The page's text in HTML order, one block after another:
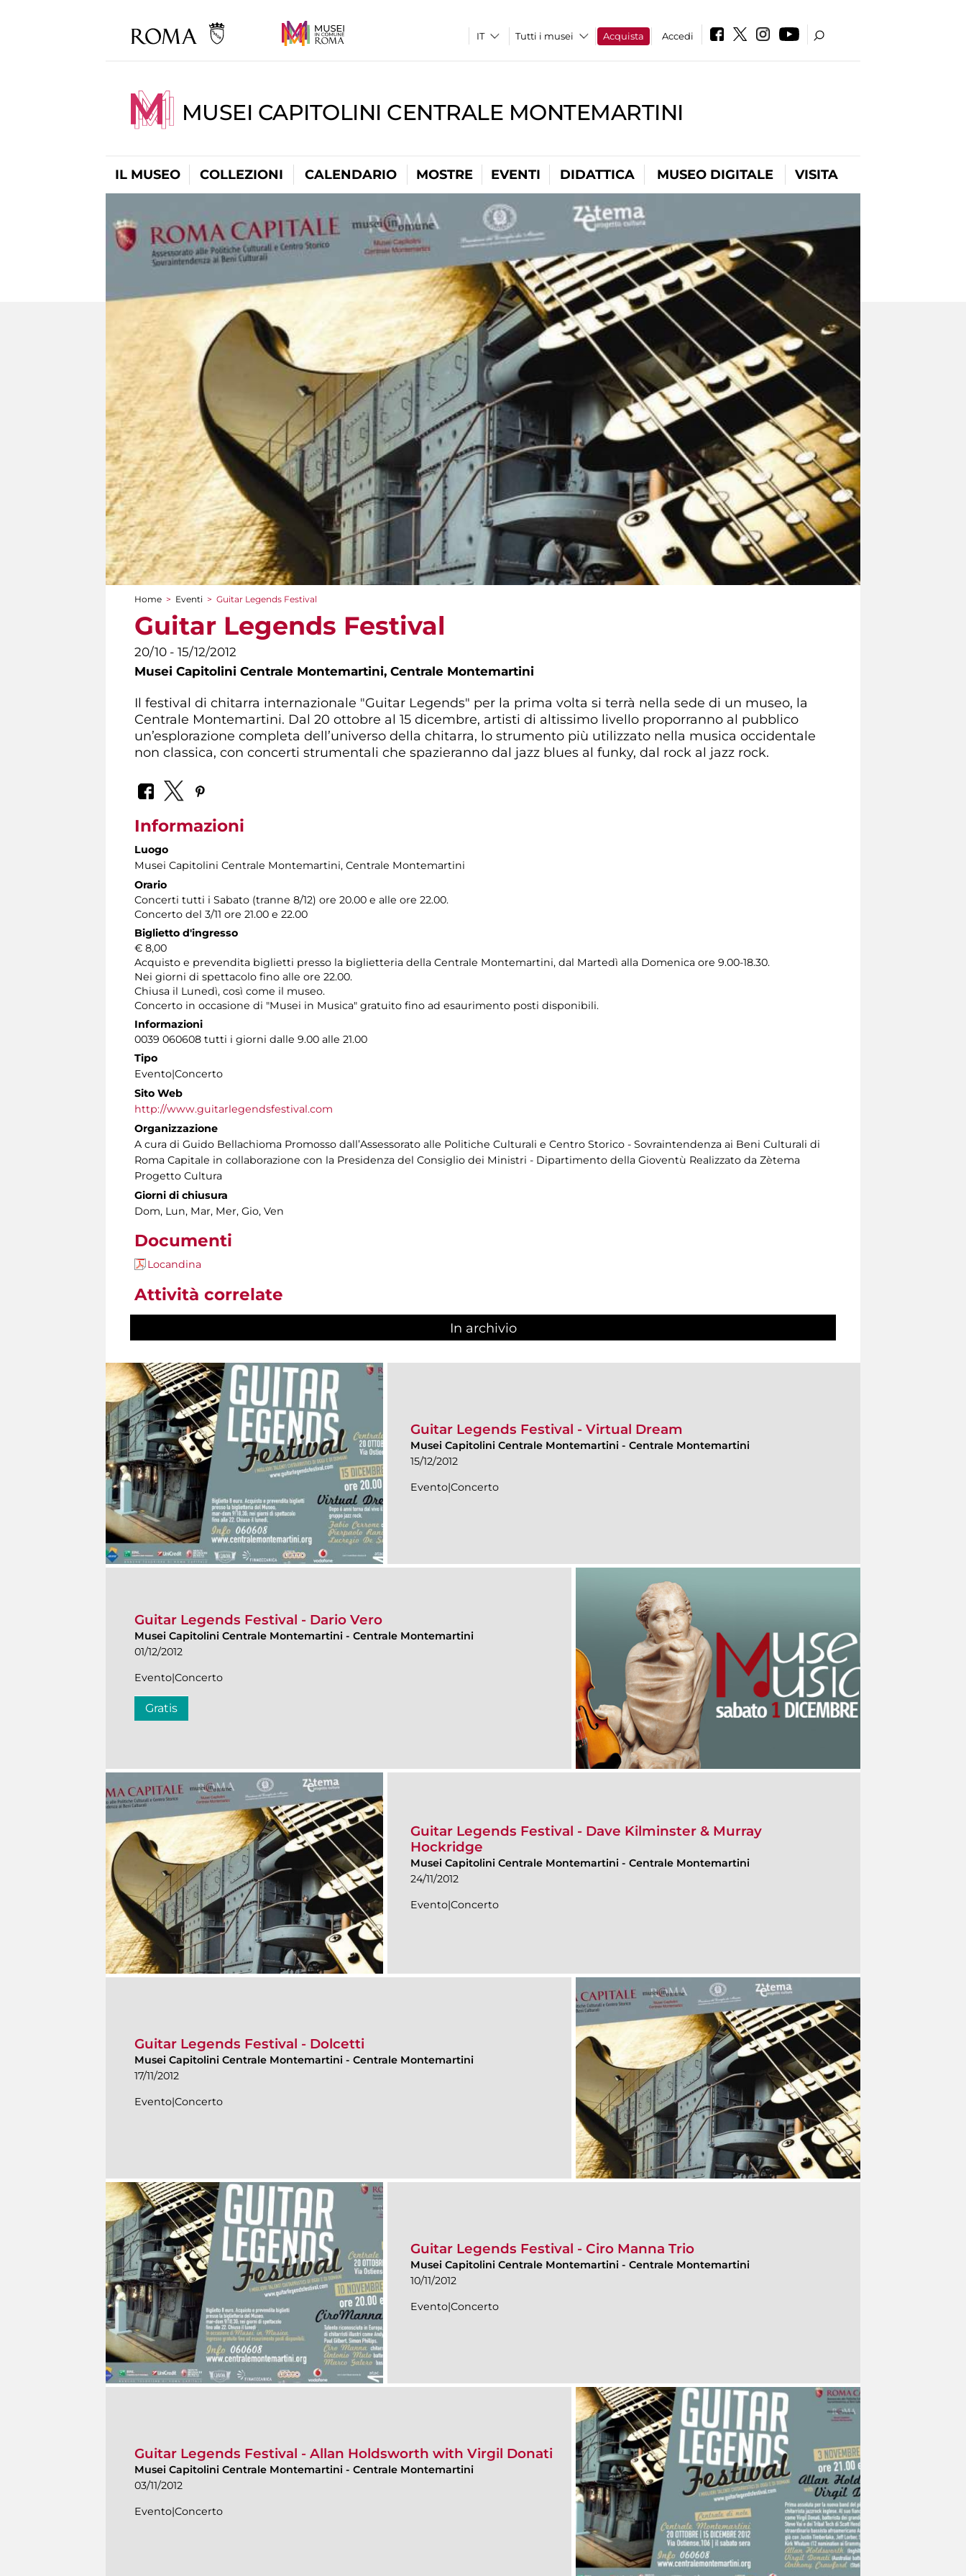
Tutti i musei Acquista Accedi
MUSEI CAPITOLINI CENTRALE MONTEMARTINI
IL MUSEO COLLEZIONI CALENDARIO MOSTRE EVENTI DIDATTICA MUSEO DIGITALE VISITA
Tu sei qui
Home > Eventi > Guitar Legends Festival
Guitar Legends Festival
20/10 - 15/12/2012
Musei Capitolini Centrale Montemartini, Centrale Montemartini
Il festival di chitarra internazionale "Guitar Legends" per la prima volta si terrà nella sede di un museo, la
Centrale Montemartini. Dal 20 ottobre al 15 dicembre, artisti di altissimo livello proporranno al pubblico
un’esplorazione completa dell’universo della chitarra, lo strumento più utilizzato nella musica occidentale
non classica, con concerti strumentali che spazieranno dal jazz blues al funky, dal rock al jazz rock.
Informazioni
Luogo
Musei Capitolini Centrale Montemartini, Centrale Montemartini
Orario
Concerti tutti i Sabato (tranne 8/12) ore 20.00 e alle ore 22.00.
Concerto del 3/11 ore 21.00 e 22.00
Biglietto d'ingresso
€ 8,00
Acquisto e prevendita biglietti presso la biglietteria della Centrale Montemartini, dal Martedì alla Domenica ore 9.00-18.30.
Nei giorni di spettacolo fino alle ore 22.00.
Chiusa il Lunedì, così come il museo.
Concerto in occasione di "Musei in Musica" gratuito fino ad esaurimento posti disponibili.
Informazioni
0039 060608 tutti i giorni dalle 9.00 alle 21.00
Tipo
Evento|Concerto
Sito Web
http://www.guitarlegendsfestival.com
Organizzazione
A cura di Guido Bellachioma Promosso dall’Assessorato alle Politiche Culturali e Centro Storico - Sovraintendenza ai Beni Culturali di
Roma Capitale in collaborazione con la Presidenza del Consiglio dei Ministri - Dipartimento della Gioventù Realizzato da Zètema
Progetto Cultura
Giorni di chiusura
Dom, Lun, Mar, Mer, Gio, Ven
Documenti
Locandina
Attività correlate
In archivio
Guitar Legends Festival - Virtual Dream
Musei Capitolini Centrale Montemartini - Centrale Montemartini
15/12/2012
Evento|Concerto
Guitar Legends Festival - Dario Vero
Musei Capitolini Centrale Montemartini - Centrale Montemartini
01/12/2012
Evento|Concerto
Gratis
Guitar Legends Festival - Dave Kilminster & Murray
Hockridge
Musei Capitolini Centrale Montemartini - Centrale Montemartini
24/11/2012
Evento|Concerto
Guitar Legends Festival - Dolcetti
Musei Capitolini Centrale Montemartini - Centrale Montemartini
17/11/2012
Evento|Concerto
Guitar Legends Festival - Ciro Manna Trio
Musei Capitolini Centrale Montemartini - Centrale Montemartini
10/11/2012
Evento|Concerto
Guitar Legends Festival - Allan Holdsworth with Virgil Donati
Musei Capitolini Centrale Montemartini - Centrale Montemartini
03/11/2012
Evento|Concerto